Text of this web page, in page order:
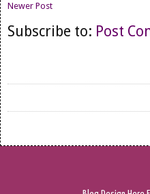
Newer Post
Subscribe to: Post